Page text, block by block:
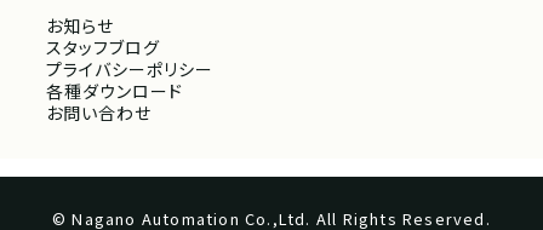
お知らせ
スタッフブログ
プライバシーポリシー
各種ダウンロード
お問い合わせ
© Nagano Automation Co.,Ltd. All Rights Reserved.